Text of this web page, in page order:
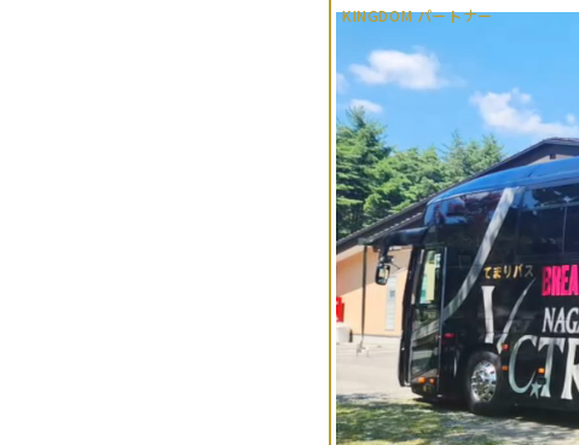
KINGDOM パートナー